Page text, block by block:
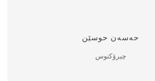
حه‌سه‌ن حوسێن
چیرۆكنوس